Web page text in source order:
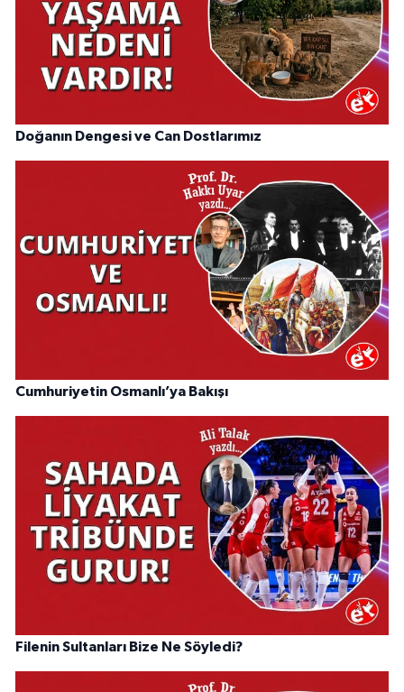
Doğanın Dengesi ve Can Dostlarımız
Cumhuriyetin Osmanlı’ya Bakışı
Filenin Sultanları Bize Ne Söyledi?